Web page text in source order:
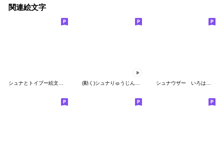
関連絵文字